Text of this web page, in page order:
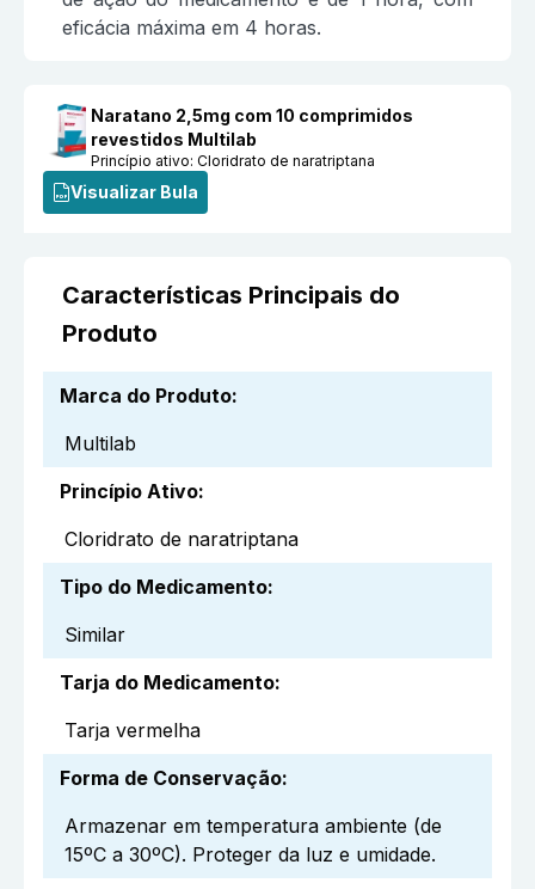
eficácia máxima em 4 horas.
Naratano 2,5mg com 10 comprimidos
revestidos Multilab
Princípio ativo:Cloridrato de naratriptana
Visualizar Bula
Características Principais do
Produto
Marca do Produto:
Multilab
Princípio Ativo:
Cloridrato de naratriptana
Tipo do Medicamento:
Similar
Tarja do Medicamento:
Tarja vermelha
Forma de Conservação:
Armazenar em temperatura ambiente (de
15ºC a 30ºC). Proteger da luz e umidade.